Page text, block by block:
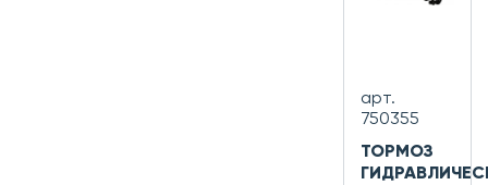
арт.
750355
ТОРМОЗ